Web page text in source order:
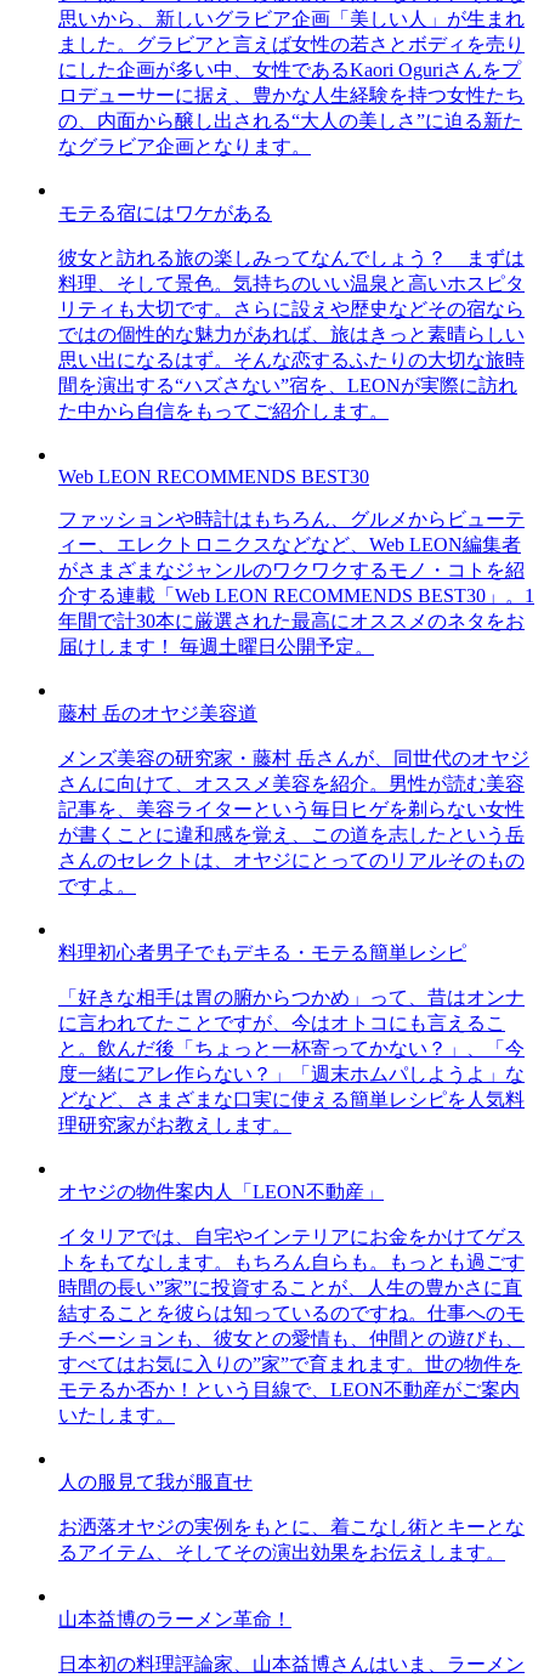
思いから、新しいグラビア企画「美しい人」が生まれ
ました。グラビアと言えば女性の若さとボディを売り
にした企画が多い中、女性であるKaori Oguriさんをプ
ロデューサーに据え、豊かな人生経験を持つ女性たち
の、内面から醸し出される“大人の美しさ”に迫る新た
なグラビア企画となります。
モテる宿にはワケがある
彼女と訪れる旅の楽しみってなんでしょう？ まずは
料理、そして景色。気持ちのいい温泉と高いホスピタ
リティも大切です。さらに設えや歴史などその宿なら
ではの個性的な魅力があれば、旅はきっと素晴らしい
思い出になるはず。そんな恋するふたりの大切な旅時
間を演出する“ハズさない”宿を、LEONが実際に訪れ
た中から自信をもってご紹介します。
Web LEON RECOMMENDS BEST30
ファッションや時計はもちろん、グルメからビューテ
ィー、エレクトロニクスなどなど、Web LEON編集者
がさまざまなジャンルのワクワクするモノ・コトを紹
介する連載「Web LEON RECOMMENDS BEST30」。1
年間で計30本に厳選された最高にオススメのネタをお
届けします！ 毎週土曜日公開予定。
藤村 岳のオヤジ美容道
メンズ美容の研究家・藤村 岳さんが、同世代のオヤジ
さんに向けて、オススメ美容を紹介。男性が読む美容
記事を、美容ライターという毎日ヒゲを剃らない女性
が書くことに違和感を覚え、この道を志したという岳
さんのセレクトは、オヤジにとってのリアルそのもの
ですよ。
料理初心者男子でもデキる・モテる簡単レシピ
「好きな相手は胃の腑からつかめ」って、昔はオンナ
に言われてたことですが、今はオトコにも言えるこ
と。飲んだ後「ちょっと一杯寄ってかない？」、「今
度一緒にアレ作らない？」「週末ホムパしようよ」な
どなど、さまざまな口実に使える簡単レシピを人気料
理研究家がお教えします。
オヤジの物件案内人「LEON不動産」
イタリアでは、自宅やインテリアにお金をかけてゲス
トをもてなします。もちろん自らも。もっとも過ごす
時間の長い”家”に投資することが、人生の豊かさに直
結することを彼らは知っているのですね。仕事へのモ
チベーションも、彼女との愛情も、仲間との遊びも、
すべてはお気に入りの”家”で育まれます。世の物件を
モテるか否か！という目線で、LEON不動産がご案内
いたします。
人の服見て我が服直せ
お洒落オヤジの実例をもとに、着こなし術とキーとな
るアイテム、そしてその演出効果をお伝えします。
山本益博のラーメン革命！
日本初の料理評論家、山本益博さんはいま、ラーメン